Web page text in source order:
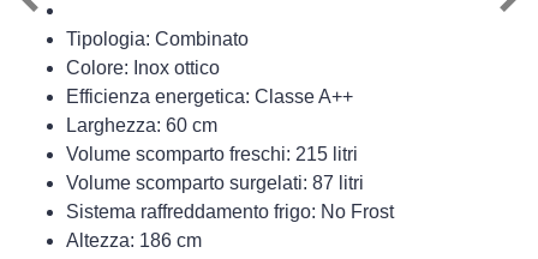
Tipologia: Combinato
Colore: Inox ottico
Efficienza energetica: Classe A++
Larghezza: 60 cm
Volume scomparto freschi: 215 litri
Volume scomparto surgelati: 87 litri
Sistema raffreddamento frigo: No Frost
Altezza: 186 cm
Previous